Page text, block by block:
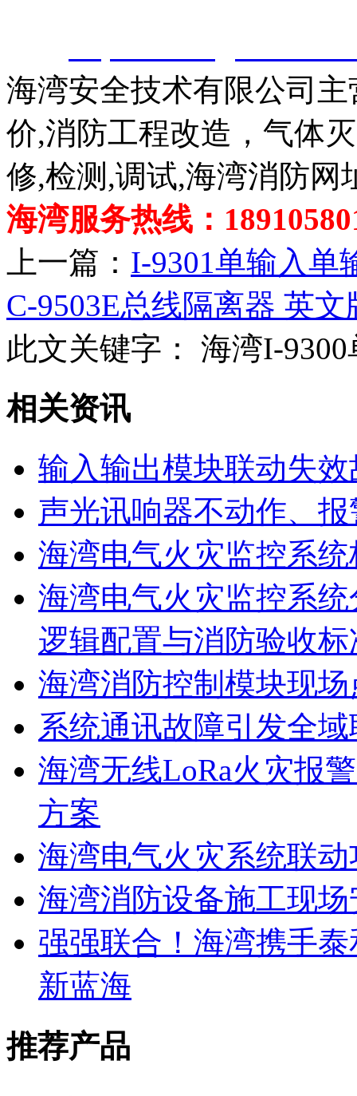
海湾安全技术有限公司
价,消防工程改造，气体
修,检测,调试,海湾消防网
海湾服务热线：
上一篇： I-9301单输入单
C-9503E总线隔离器 英文
此文关键字：
海湾I-
相关资讯
输入输出模块联动失效
声光讯响器不动作、
海湾电气火灾监控系
海湾电气火灾监控系
逻辑配置与消防验收标
海湾消防控制模块现
系统通讯故障引发全
海湾无线LoRa火灾报
方案
海湾电气火灾系统联
海湾消防设备施工现
强强联合！海湾携手
新蓝海
推荐产品